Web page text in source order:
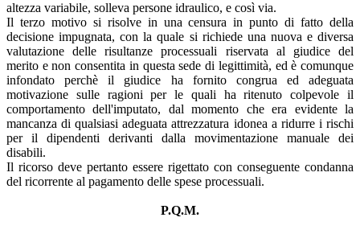
altezza variabile, solleva persone idraulico, e così via.
Il terzo motivo si risolve in una censura in punto di fatto della
decisione impugnata, con la quale si richiede una nuova e diversa
valutazione delle risultanze processuali riservata al giudice del
merito e non consentita in questa sede di legittimità, ed è comunque
infondato perchè il giudice ha fornito congrua ed adeguata
motivazione sulle ragioni per le quali ha ritenuto colpevole il
comportamento dell'imputato, dal momento che era evidente la
mancanza di qualsiasi adeguata attrezzatura idonea a ridurre i rischi
per il dipendenti derivanti dalla movimentazione manuale dei
disabili.
Il ricorso deve pertanto essere rigettato con conseguente condanna
del ricorrente al pagamento delle spese processuali.
P.Q.M.